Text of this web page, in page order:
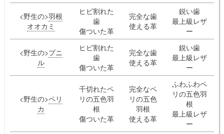
<野生の>羽根
オオカミ
ヒビ割れた
歯
傷ついた革
完全な歯
使える革
鋭い歯
最上級レザ
ー
<野生の>プニ
ル
ヒビ割れた
歯
傷ついた革
完全な歯
使える革
鋭い歯
最上級レザ
ー
<野生の>ペリ
カ
千切れたペ
リの五色羽
根
傷ついた革
完全なペ
リの五色
羽根
使える革
ふわふわペ
リの五色羽
根
最上級レザ
ー